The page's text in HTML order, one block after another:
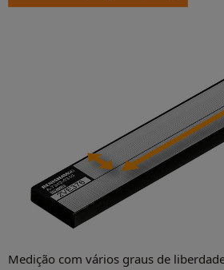
Medição com vários graus de